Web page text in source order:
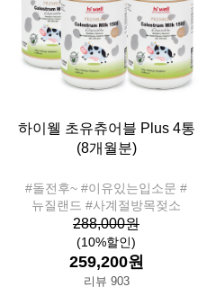
하이웰 초유츄어블 Plus 4통
(8개월분)
#돌전후~ #이유있는입소문 #
뉴질랜드 #사계절방목젖소
288,000원
(10%할인)
259,200원
리뷰 903